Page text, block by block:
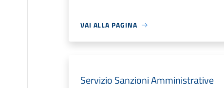
VAI ALLA PAGINA
Servizio Sanzioni Amministrative